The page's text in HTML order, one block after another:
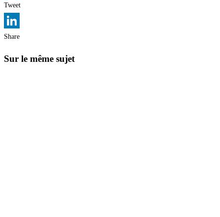
Twitter
Tweet
LinkedIn
Share
Sur le même sujet